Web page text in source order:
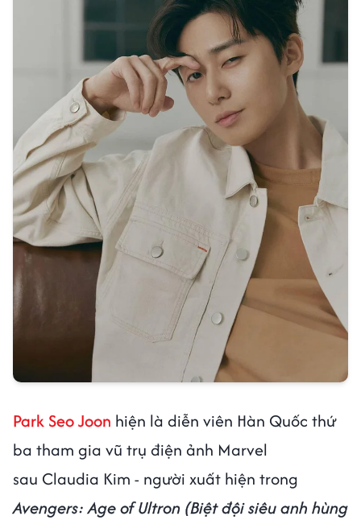
Park Seo Joon hiện là diễn viên Hàn Quốc thứ
ba tham gia vũ trụ điện ảnh Marvel
sau Claudia Kim - người xuất hiện trong
Avengers: Age of Ultron (Biệt đội siêu anh hùng